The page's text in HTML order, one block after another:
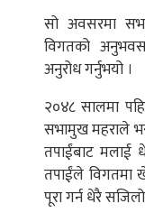
सो अवसरमा
विगतको
अनुरोध गर्नुभयो ।
२०४८ सालमा
सभामुख महराले
तपाईंबाट
तपाईंले विगतमा
पूरा गर्न धेरै